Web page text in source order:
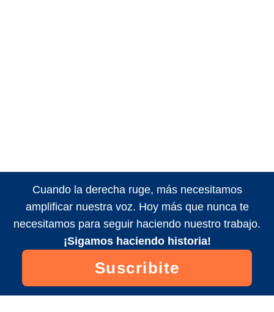
Cuando la derecha ruge, más necesitamos
amplificar nuestra voz. Hoy más que nunca te
necesitamos para seguir haciendo nuestro trabajo.
¡Sigamos haciendo historia!
Suscribite